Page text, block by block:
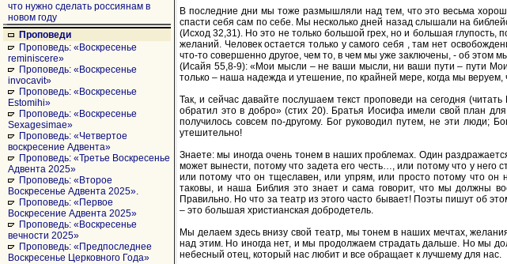
что нужно сделать россиянам в
новом году
Проповеди
Проповедь: «Воскресенье
reminiscere»
Проповедь: «Воскресенье
invocavit»
Проповедь: «Воскресенье
Estomihi»
Проповедь: «Воскресенье
Sexagesimae»
Проповедь: «Четвертое
воскресение Адвента»
Проповедь: «Третье Воскресенье
Адвента 2025»
Проповедь: «Второе
Воскресенье Адвента 2025».
Проповедь: «Первое
Воскресение Адвента 2025»
Проповедь: «Воскресенье
вечности 2025»
Проповедь: «Предпоследнее
Воскресенье Церковного Года»
В последние дни мы тоже размышляли над тем, что это весьма
спасти себя сам по себе. Мы несколько дней назад слышали на
(Исход 32,31). Но это не только большой грех, но и большая глупость,
желаний. Человек остается только у самого себя , там нет
что-то совершенно другое, чем то, в чем мы уже заключены, - об этом
(Исайя 55,8-9): «Мои мысли – не ваши мысли, ни ваши пути – пути
только – наша надежда и утешение, по крайней мере, когда мы
Так, и сейчас давайте послушаем текст проповеди на сегодня
обратил это в добро» (стих 20). Братья Иосифа имели свой план
получилось совсем по-другому. Бог руководил путем, не эти люди;
утешительно!
Знаете: мы иногда очень тонем в наших проблемах. Один
может вынести, потому что задета его честь…, или потому что у него
или потому что он тщеславен, или упрям, или просто потому что
таковы, и наша Библия это знает и сама говорит, что мы должны
Правильно. Но что за театр из этого часто бывает! Поэты пишут об
– это большая христианская добродетель.
Мы делаем здесь внизу свой театр, мы тонем в наших мечтах,
над этим. Но иногда нет, и мы продолжаем страдать дальше. Но мы
небесный отец, который нас любит и все обращает к лучшему для нас.